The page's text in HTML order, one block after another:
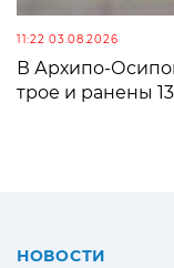
11:22 03.08.2026
В Архипо-
трое и ранены
НОВОСТИ